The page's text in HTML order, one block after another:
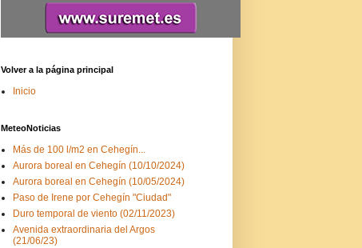
Volver a la página principal
Inicio
MeteoNoticias
Más de 100 l/m2 en Cehegín...
Aurora boreal en Cehegín (10/10/2024)
Aurora boreal en Cehegín (10/05/2024)
Paso de Irene por Cehegín "Ciudad"
Duro temporal de viento (02/11/2023)
Avenida extraordinaria del Argos
(21/06/23)